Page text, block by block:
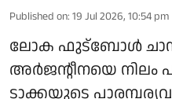
Published on: 19 Jul 2026, 10:54 pm
ലോക ഫുട്ബോൾ
അർജന്റീനയെ നിലം
ടാക്കയുടെ